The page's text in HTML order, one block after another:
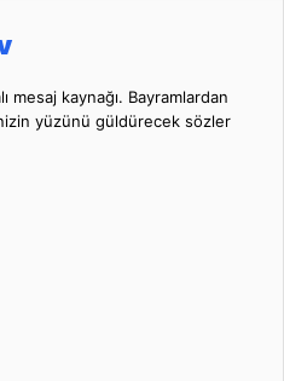
mesaj kaynağı. Bayramlardan
yüzünü güldürecek sözler